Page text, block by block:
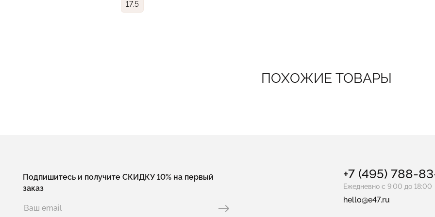
17,5
ПОХОЖИЕ ТОВАРЫ
Подпишитесь и получите СКИДКУ 10% на первый
заказ
+7 (495) 788-
Ежедневно с 9:00 до 18:00
hello@e47.ru